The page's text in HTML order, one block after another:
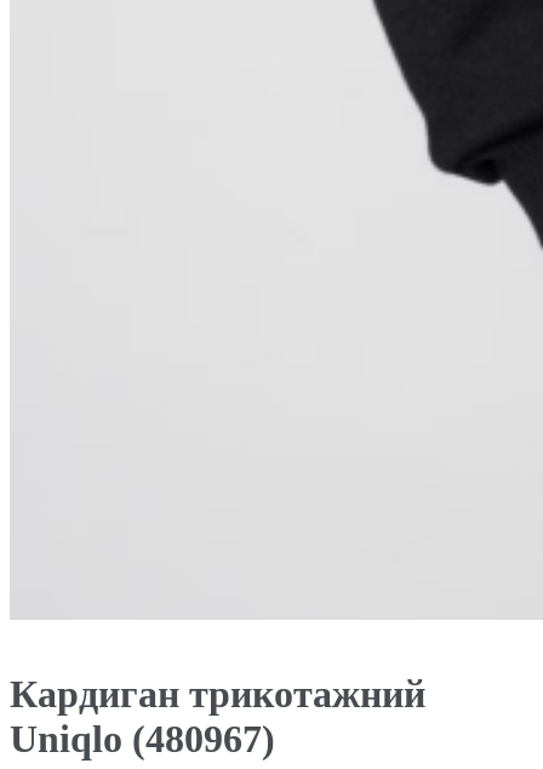
Кардиган трикотажний
Uniqlo (480967)